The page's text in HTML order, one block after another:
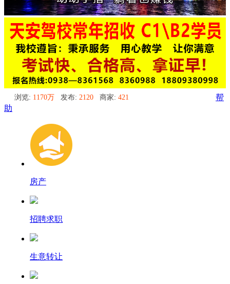
浏览: 1170万 发布: 2120 商家: 421
帮
助
房产
招聘求职
生意转让